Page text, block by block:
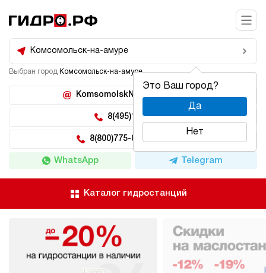
Комсомольск-на-амуре
Это Ваш город?
Да
Нет
Выбран город Комсомольск-на-амуре
KomsomolskNaAmure@hidro.ru
8(495)150-04-62
8(800)775-04-62 доб 222
WhatsApp Telegram
Каталог гидростанций